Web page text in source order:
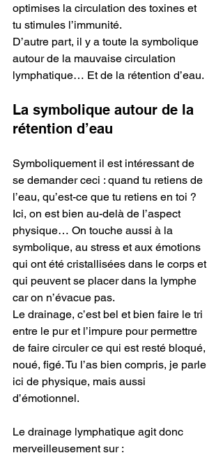
optimises la circulation des toxines et
tu stimules l’immunité.
D’autre part, il y a toute la symbolique
autour de la mauvaise circulation
lymphatique… Et de la rétention d’eau.
La symbolique autour de la
rétention d’eau
Symboliquement il est intéressant de
se demander ceci : quand tu retiens de
l’eau, qu’est-ce que tu retiens en toi ?
Ici, on est bien au-delà de l’aspect
physique… On touche aussi à la
symbolique, au stress et aux émotions
qui ont été cristallisées dans le corps et
qui peuvent se placer dans la lymphe
car on n’évacue pas.
Le drainage, c’est bel et bien faire le tri
entre le pur et l’impure pour permettre
de faire circuler ce qui est resté bloqué,
noué, figé. Tu l’as bien compris, je parle
ici de physique, mais aussi
d’émotionnel.
Le drainage lymphatique agit donc
merveilleusement sur :